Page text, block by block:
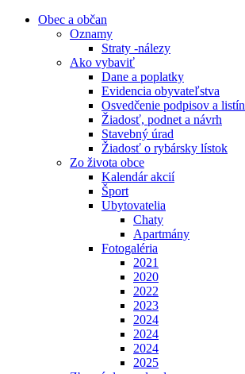
Obec a občan
Oznamy
Straty -nálezy
Ako vybaviť
Dane a poplatky
Evidencia obyvateľstva
Osvedčenie podpisov a listín
Žiadosť, podnet a návrh
Stavebný úrad
Žiadosť o rybársky lístok
Zo života obce
Kalendár akcií
Šport
Ubytovatelia
Chaty
Apartmány
Fotogaléria
2021
2020
2022
2023
2024
2024
2024
2025